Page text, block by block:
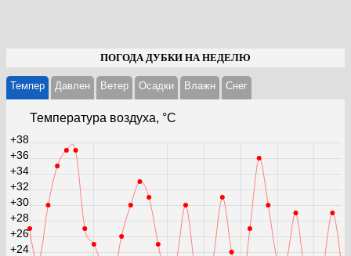
ПОГОДА ДУБКИ НА НЕДЕЛЮ
Темпер Давлен Ветер Осадки Влажн Cнег
Температура воздуха, °С
+24
+26
+28
+30
+32
+34
+36
+38